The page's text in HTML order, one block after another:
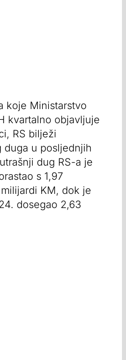
koje Ministarstvo
kvartalno objavljuje
RS bilježi
duga u posljednjih
dug RS-a je
s 1,97
KM, dok je
dosegao 2,63